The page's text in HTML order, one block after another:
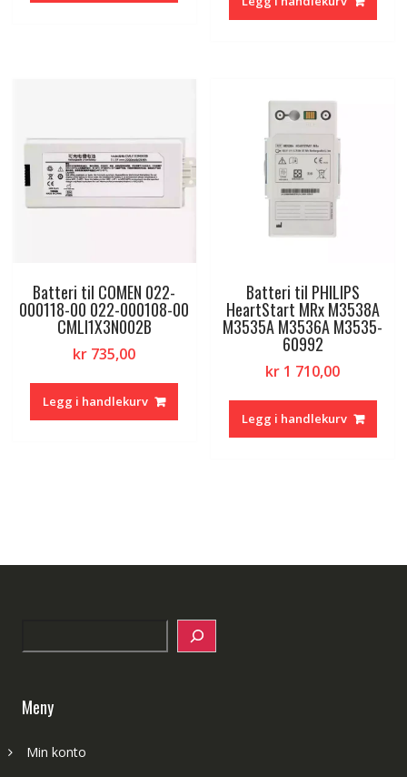
Batteri til COMEN 022-
000118-00 022-000108-00
CMLI1X3N002B
kr 735,00
Legg i handlekurv
Batteri til PHILIPS
HeartStart MRx M3538A
M3535A M3536A M3535-
60992
kr 1 710,00
Legg i handlekurv
Meny
Min konto